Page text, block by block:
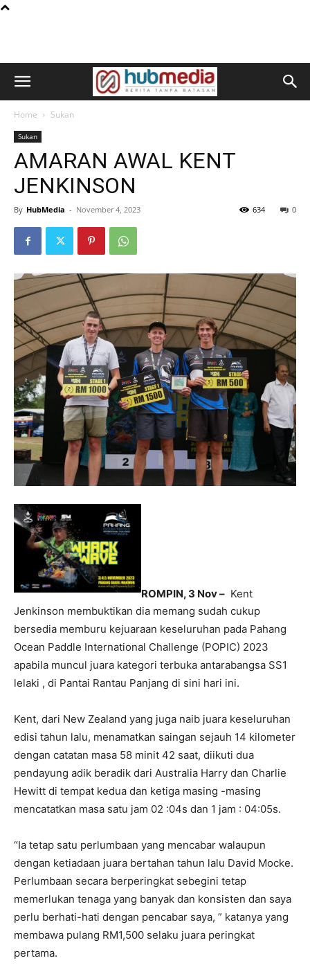
Home Sukan
Sukan
AMARAN AWAL KENT
JENKINSON
By HubMedia - November 4, 2023 0
634
ROMPIN, 3 Nov – Kent
Jenkinson membuktikan dia memang sudah cukup
bersedia memburu kejuaraan keseluruhan pada Pahang
Ocean Paddle International Challenge (POPIC) 2023
apabila muncul juara kategori terbuka antarabangsa SS1
lelaki , di Pantai Rantau Panjang di sini hari ini.
Kent, dari New Zealand yang juga naib juara keseluruhan
edisi tahun lalu, menamatkan saingan sejauh 14 kilometer
dengan catatan masa 58 minit 42 saat, diikuti dua
pendayung adik beradik dari Australia Harry dan Charlie
Hewitt di tempat kedua dan ketiga masing -masing
mencatatkan masa satu jam 02 :04s dan 1 jam : 04:05s.
“Ia tetap satu perlumbaan yang mencabar walaupun
dengan ketiadaan juara bertahan tahun lalu David Mocke.
Perlumbaan secara berperingkat sebegini tetap
memerlukan tenaga yang banyak dan konsisten dan saya
perlu berhati-hati dengan pencabar saya, ” katanya yang
membawa pulang RM1,500 selaku juara peringkat
pertama.